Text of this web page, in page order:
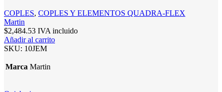
COPLES, COPLES Y ELEMENTOS QUADRA-FLEX
Martin
$2,484.53 IVA incluido
Añadir al carrito
SKU: 10JEM
Marca Martin